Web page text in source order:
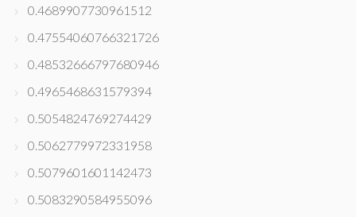
0.4689907730961512
0.47554060766321726
0.48532666797680946
0.4965468631579394
0.5054824769274429
0.5062779972331958
0.5079601601142473
0.5083290584955096